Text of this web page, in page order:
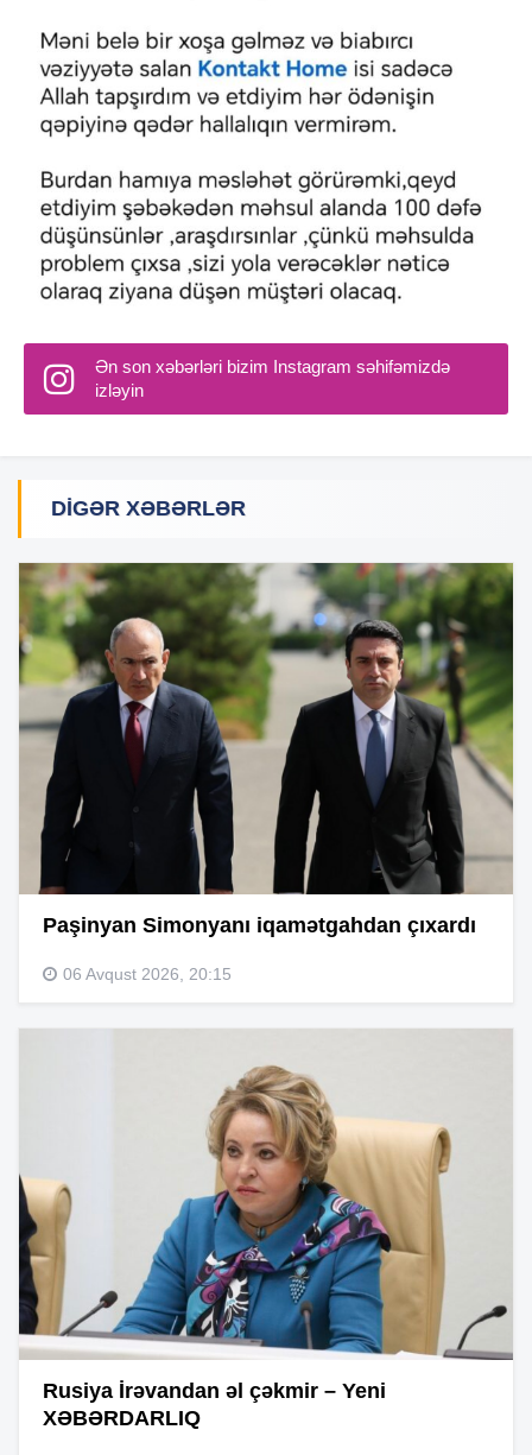
Ən son xəbərləri bizim Instagram səhifəmizdə
izləyin
DIGƏR XƏBƏRLƏR
Paşinyan Simonyanı iqamətgahdan çıxardı
06 Avqust 2026, 20:15
Rusiya İrəvandan əl çəkmir – Yeni
XƏBƏRDARLIQ